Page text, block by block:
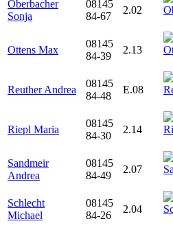
Oberbacher
Sonja
08145
84-67
2.02
Ottens Max
08145
84-39
2.13
Reuther Andrea
08145
84-48
E.08
Riepl Maria
08145
84-30
2.14
Sandmeir
Andrea
08145
84-49
2.07
Schlecht
Michael
08145
84-26
2.04